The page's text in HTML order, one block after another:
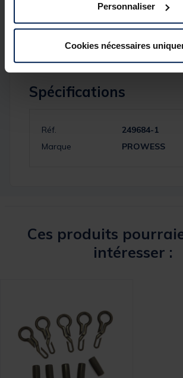
Personnaliser
Cookies nécessaires
28 g
Spécifications
Réf.
249684-1
Marque
PROWESS
Ces produits
intéresser :